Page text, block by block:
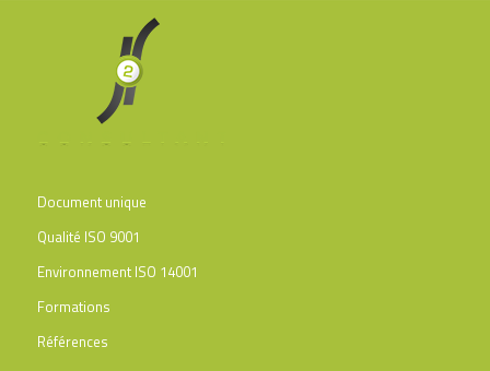
Document unique
Qualité ISO 9001
Environnement ISO 14001
Formations
Références